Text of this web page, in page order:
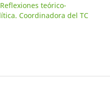
teórico-
Coordinadora del TC